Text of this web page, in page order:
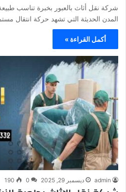
شركة نقل أثاث بالعبور بخبرة تناسب
المدن الحديثة التي تشهد حركة انتقال
أكمل القراءة »
admin ديسمبر 29, 2025 0
190